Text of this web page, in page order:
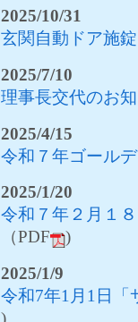
2025/10/31
玄関自動ドア施
2025/7/10
理事長交代のお
2025/4/15
令和７年ゴール
2025/1/20
令和７年２月１
（PDF
)
2025/1/9
令和7年1月1日「
)